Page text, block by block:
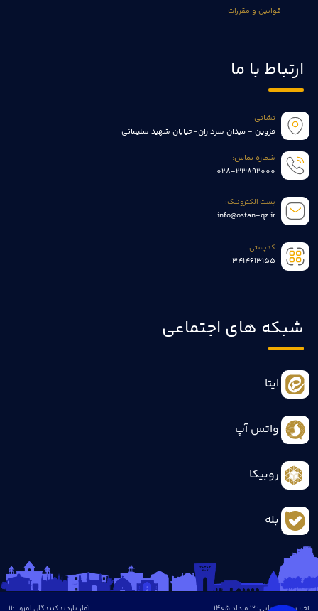
قوانین و مقررات
ارتباط با ما
نشانی:
قزوین - میدان سرداران-خیابان شهید سلیمانی
شماره تماس:
028-33892000
پست الکترونیک:
info@ostan-qz.ir
کدپستی:
3414613155
شبکه های اجتماعی
ایتا
واتس آپ
روبیکا
بله